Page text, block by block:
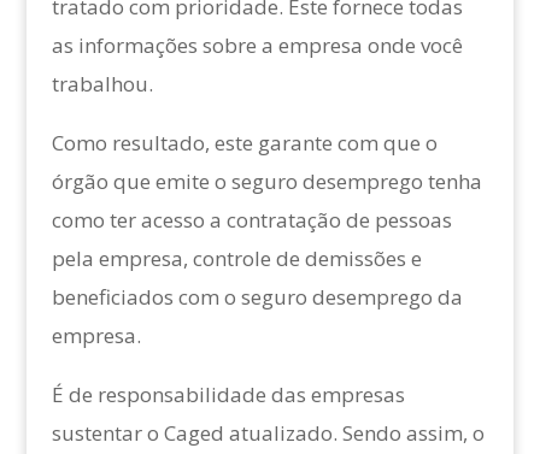
tratado com prioridade. Este fornece todas
as informações sobre a empresa onde você
trabalhou.
Como resultado, este garante com que o
órgão que emite o seguro desemprego tenha
como ter acesso a contratação de pessoas
pela empresa, controle de demissões e
beneficiados com o seguro desemprego da
empresa.
É de responsabilidade das empresas
sustentar o Caged atualizado. Sendo assim, o